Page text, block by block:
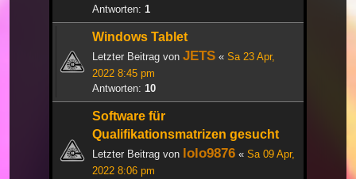
Antworten: 1
Windows Tablet
Letzter Beitrag von JETS « Sa 23 Apr,
2022 8:45 pm
Antworten: 10
Software für
Qualifikationsmatrizen gesucht
Letzter Beitrag von lolo9876 « Sa 09 Apr,
2022 8:06 pm